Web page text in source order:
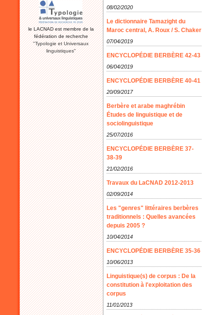
le LACNAD est membre de la
fédération de recherche
"Typologie et Universaux
linguistiques"
08/02/2020
Le dictionnaire Tamazight du
Maroc central, A. Roux / S. Chaker
07/04/2019
ENCYCLOPÉDIE BERBÈRE 42-43
06/04/2019
ENCYCLOPÉDIE BERBÈRE 40-41
20/09/2017
Berbère et arabe maghrébin
Études de linguistique et de
sociolinguistique
25/07/2016
ENCYCLOPÉDIE BERBÈRE 37-
38-39
21/02/2016
Travaux du LaCNAD 2012-2013
02/09/2014
Les "genres" littéraires berbères
traditionnels : Quelles avancées
depuis 2005 ?
10/04/2014
ENCYCLOPÉDIE BERBÈRE 35-36
10/06/2013
Linguistique(s) de corpus : De la
constitution à l'exploitation des
corpus
11/01/2013